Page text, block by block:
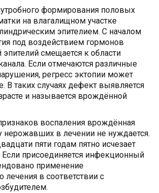
формирования половых
на влагалищном участке
эпителием. С началом
под воздействием гормонов
смещается к области
Если отмечаются различные
регресс эктопии может
В таких случаях дефект выявляется
и называется врождённой
воспаления врождённая
нерожавших в лечении не нуждается.
пяти годам пятно исчезает
Если присоединяется инфекционный
применение
лечения в соответствии с